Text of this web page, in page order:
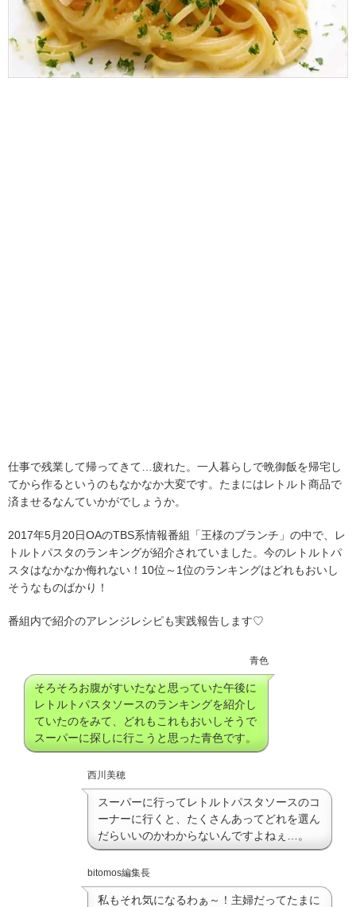
仕事で残業して帰ってきて…疲れた。一人暮らしで晩御飯を帰宅し
てから作るというのもなかなか大変です。たまにはレトルト商品で
済ませるなんていかがでしょうか。
2017年5月20日OAのTBS系情報番組「王様のブランチ」の中で、レ
トルトパスタのランキングが紹介されていました。今のレトルトパ
スタはなかなか侮れない！10位～1位のランキングはどれもおいし
そうなものばかり！
番組内で紹介のアレンジレシピも実践報告します♡
青色
そろそろお腹がすいたなと思っていた午後に
レトルトパスタソースのランキングを紹介し
ていたのをみて、どれもこれもおいしそうで
スーパーに探しに行こうと思った青色です。
西川美穂
スーパーに行ってレトルトパスタソースのコ
ーナーに行くと、たくさんあってどれを選ん
だらいいのかわからないんですよねぇ…。
bitomos編集長
私もそれ気になるわぁ～！主婦だってたまに